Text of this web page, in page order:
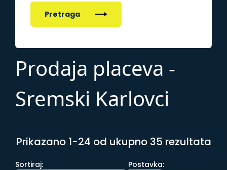
Pretraga
Prodaja placeva -
Sremski Karlovci
Prikazano 1-24 od ukupno 35 rezultata
Postavka:
Sortiraj: